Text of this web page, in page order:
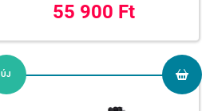
55 900 Ft
ÚJ